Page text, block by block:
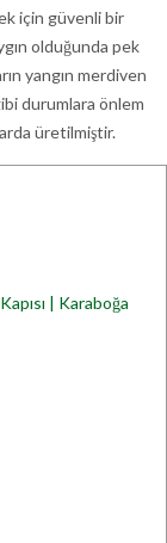
için güvenli bir
olduğunda pek
yangın merdiven
durumlara önlem
üretilmiştir.
| Karaboğa